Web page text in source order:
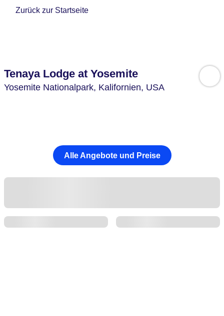
Zurück zur Startseite
Tenaya Lodge at Yosemite
Yosemite Nationalpark, Kalifornien, USA
Alle Angebote und Preise